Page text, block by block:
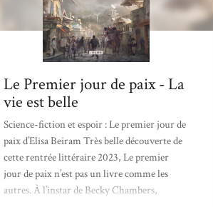
Le Premier jour de paix - La
vie est belle
Science-fiction et espoir : Le premier jour de
paix d’Elisa Beiram Très belle découverte de
cette rentrée littéraire 2023, Le premier
jour de paix n’est pas un livre comme les
autres. À l’instar de Becky Chambers,